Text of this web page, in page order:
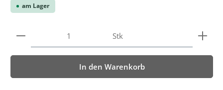
am Lager
Produkt Anzahl: Gib den gewünschten Wert ein
Stk
In den Warenkorb